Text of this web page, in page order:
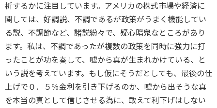
析するかに注目しています。アメリカの株式市場や経済に
関しては、好調説、不調であるが政策がうまく機能してい
る説、不調節など、諸説紛々で、疑心暗鬼なところがあり
ます。私は、不調であったが複数の政策を同時に強力に打
ったことが功を奏して、嘘から真が生まれかけている、と
いう説を考えています。もし仮にそうだとしても、最後の仕
上げで０．５％金利を引き下げるのか、嘘から出そうな真
を本当の真として信じさせる為に、敢えて利下げはしない